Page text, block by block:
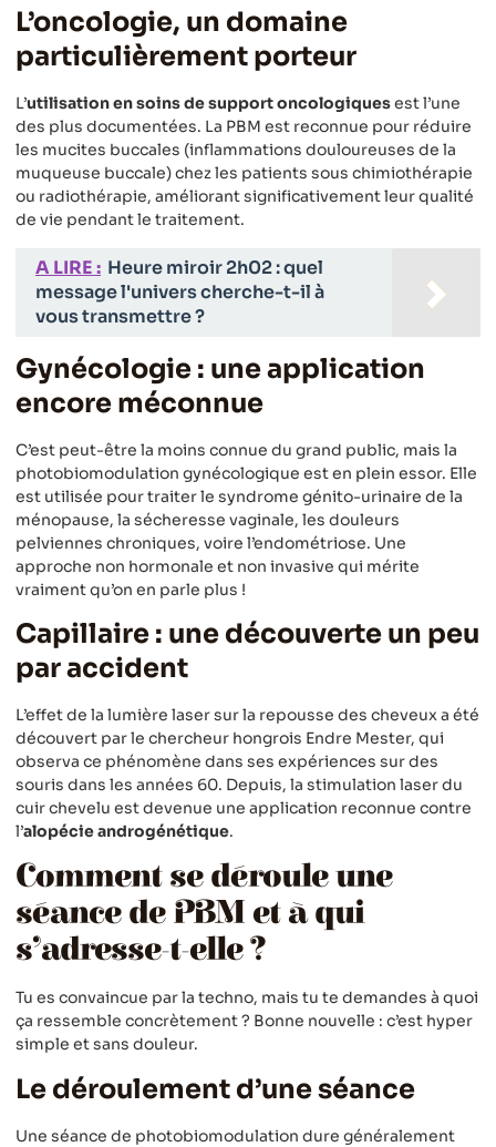
L’oncologie, un domaine
particulièrement porteur
L’utilisation en soins de support oncologiquesest l’une
des plus documentées. La PBM est reconnue pour réduire
les mucites buccales (inflammations douloureuses de la
muqueuse buccale) chez les patients sous chimiothérapie
ou radiothérapie, améliorant significativement leur qualité
de vie pendant le traitement.
A LIRE : Heure miroir 2h02 : quel
message l'univers cherche-t-il à
vous transmettre ?
Gynécologie : une application
encore méconnue
C’est peut-être la moins connue du grand public, mais la
photobiomodulation gynécologique est en plein essor. Elle
est utilisée pour traiter le syndrome génito-urinaire de la
ménopause, la sécheresse vaginale, les douleurs
pelviennes chroniques, voire l’endométriose. Une
approche non hormonale et non invasive qui mérite
vraiment qu’on en parle plus !
Capillaire : une découverte un peu
par accident
L’effet de la lumière laser sur la repousse des cheveux a été
découvert par le chercheur hongrois Endre Mester, qui
observa ce phénomène dans ses expériences sur des
souris dans les années 60. Depuis, la stimulation laser du
cuir chevelu est devenue une application reconnue contre
l’alopécie androgénétique.
Comment se déroule une
séance de PBM et à qui
s’adresse-t-elle ?
Tu es convaincue par la techno, mais tu te demandes à quoi
ça ressemble concrètement ? Bonne nouvelle : c’est hyper
simple et sans douleur.
Le déroulement d’une séance
Une séance de photobiomodulation dure généralement